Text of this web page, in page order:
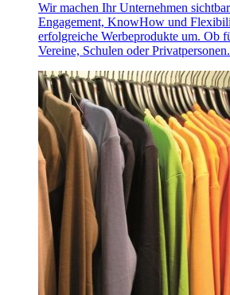
Wir machen Ihr Unternehmen
Engagement, KnowHow und
erfolgreiche Werbeprodukte um. Ob
Vereine, Schulen oder Privatpersonen.